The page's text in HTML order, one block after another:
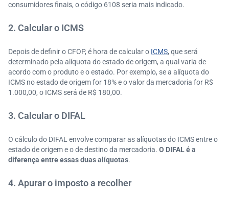
consumidores finais, o código 6108 seria mais indicado.
2. Calcular o ICMS
Depois de definir o CFOP, é hora de calcular o ICMS, que será
determinado pela alíquota do estado de origem, a qual varia de
acordo com o produto e o estado. Por exemplo, se a alíquota do
ICMS no estado de origem for 18% e o valor da mercadoria for R$
1.000,00, o ICMS será de R$ 180,00.
3. Calcular o DIFAL
O cálculo do DIFAL envolve comparar as alíquotas do ICMS entre o
estado de origem e o de destino da mercadoria. O DIFAL é a
diferença entre essas duas alíquotas.
4. Apurar o imposto a recolher